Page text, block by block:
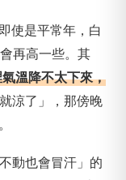
使是平常年，白
再高一些。其
溫降不太下來，
涼了」，那傍晚
動也會冒汗」的